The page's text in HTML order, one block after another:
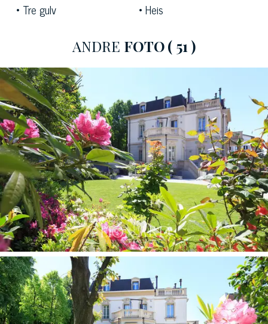
Tre gulv
Heis
ANDRE FOTO( 51 )